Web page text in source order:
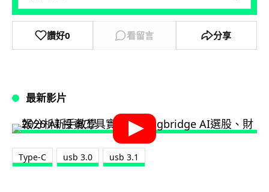
讚好0 看留言 分享
最新影片
Type-C usb 3.0 usb 3.1